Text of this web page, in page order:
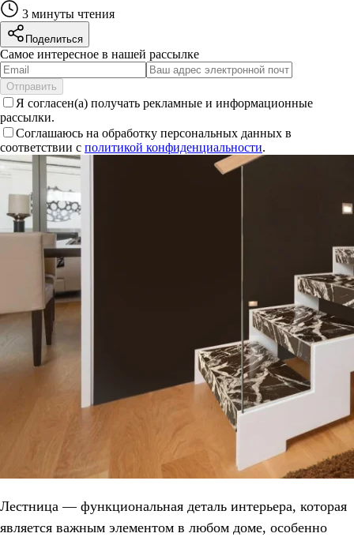
3 минуты чтения
Поделиться
Самое интересное в нашей рассылке
Отправить
Я согласен(а) получать рекламные и информационные
рассылки.
Соглашаюсь на обработку персональных данных в
соответствии с политикой конфиденциальности.
Лестница — функциональная деталь интерьера, которая
является важным элементом в любом доме, особенно